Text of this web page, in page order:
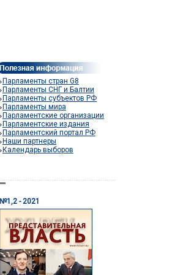
Парламенты стран G8
Парламенты СНГ и Балтии
Парламенты субъектов РФ
Парламенты мира
Парламентские организации
Парламентские издания
Парламентский портал РФ
Наши партнеры
Календарь выборов
№1,2 - 2021